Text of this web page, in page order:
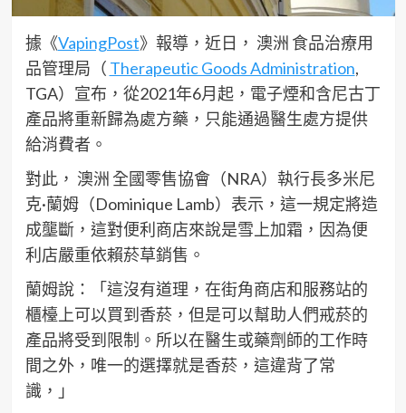
據《VapingPost》報導，近日， 澳洲 食品治療用
品管理局（ Therapeutic Goods Administration,
TGA）宣布，從2021年6月起，電子煙和含尼古丁
產品將重新歸為處方藥，只能通過醫生處方提供
給消費者。
對此， 澳洲 全國零售協會（NRA）執行長多米尼
克·蘭姆（Dominique Lamb）表示，這一規定將造
成壟斷，這對便利商店來說是雪上加霜，因為便
利店嚴重依賴菸草銷售。
蘭姆說：「這沒有道理，在街角商店和服務站的
櫃檯上可以買到香菸，但是可以幫助人們戒菸的
產品將受到限制。所以在醫生或藥劑師的工作時
間之外，唯一的選擇就是香菸，這違背了常
識，」